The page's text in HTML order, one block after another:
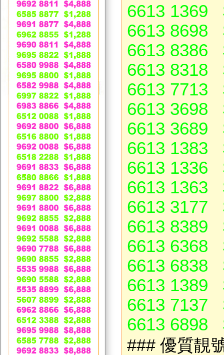
6613 1369
6613 8698
6613 8386
6613 8318
6613 7713
6613 3698
6613 3689
6613 1383
6613 1336
6613 1363
6613 3177
6613 8389
6613 6368
6613 6838
6613 1389
6613 7137
6613 6898
### 優質靚